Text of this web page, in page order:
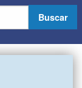
Buscar